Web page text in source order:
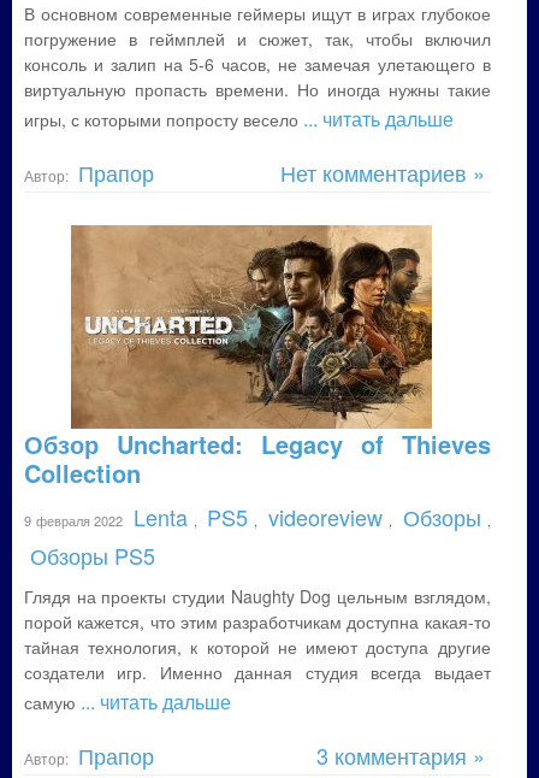
В основном современные геймеры ищут в играх глубокое
погружение в геймплей и сюжет, так, чтобы включил
консоль и залип на 5-6 часов, не замечая улетающего в
виртуальную пропасть времени. Но иногда нужны такие
игры, с которыми попросту весело ... читать дальше
Автор: Прапор Нет комментариев »
Обзор Uncharted: Legacy of Thieves
Collection
9 февраля 2022 Lenta PS5 videoreview Обзоры
Обзоры PS5
Глядя на проекты студии Naughty Dog цельным взглядом,
порой кажется, что этим разработчикам доступна какая-то
тайная технология, к которой не имеют доступа другие
создатели игр. Именно данная студия всегда выдает
самую ... читать дальше
Автор: Прапор 3 комментария »